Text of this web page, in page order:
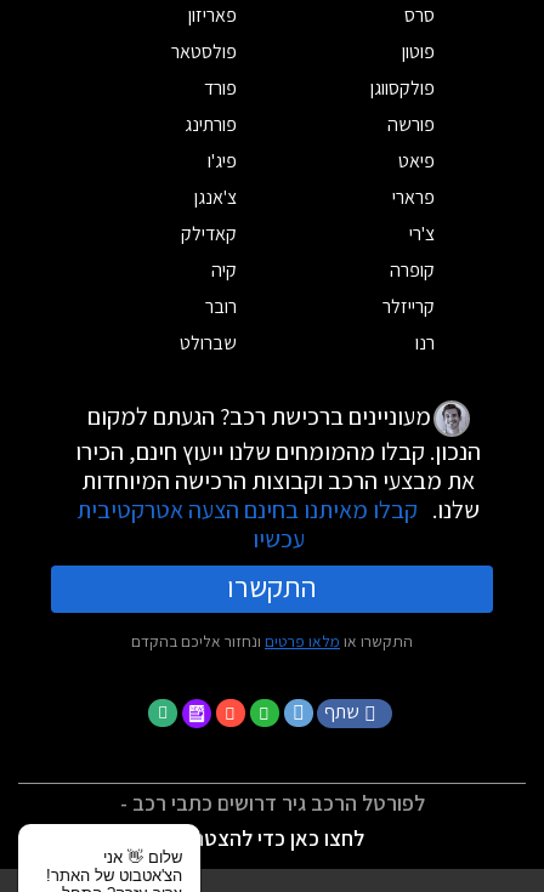
סרס
פאריזון
פוטון
פולסטאר
פולקסווגן
פורד
פורשה
פורתינג
פיאט
פיג'ו
פרארי
צ'אנגן
צ'רי
קאדילק
קופרה
קיה
קרייזלר
רובר
רנו
שברולט
מעוניינים ברכישת רכב? הגעתם למקום
הנכון. קבלו מהמומחים שלנו ייעוץ חינם, הכירו
את מבצעי הרכב וקבוצות הרכישה המיוחדות
שלנו. קבלו מאיתנו בחינם הצעה אטרקטיבית
עכשיו
התקשרו
התקשרו או מלאו פרטים ונחזור אליכם בהקדם
שתף
לפורטל הרכב גיר דרושים כתבי רכב -
לחצו כאן כדי להצטרף
שלום 👋 אני
הצ'אטבוט של האתר!